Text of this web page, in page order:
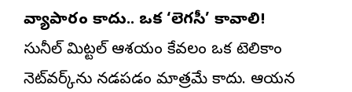
వ్యాపారం కాదు.. ఒక ‘లెగసీ’ కావాలి!
సునీల్ మిట్టల్ ఆశయం కేవలం ఒక టెలికాం
నెట్‌వర్క్‌ను నడపడం మాత్రమే కాదు. ఆయన